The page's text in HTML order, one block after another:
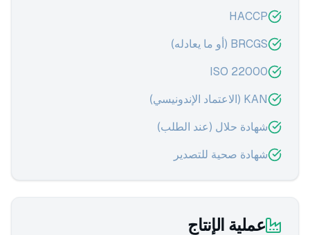
HACCP
BRCGS (أو ما يعادله)
ISO 22000
KAN (الاعتماد الإندونيسي)
شهادة حلال (عند الطلب)
شهادة صحية للتصدير
عملية الإنتاج